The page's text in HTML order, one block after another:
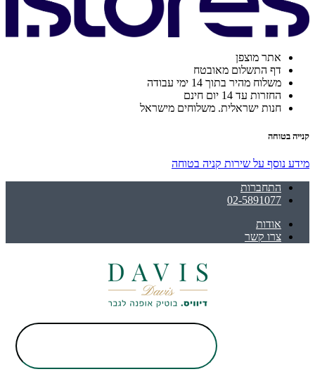
אתר מוצפן
דף התשלום מאובטח
משלוח מהיר בתוך 14 ימי עבודה
החזרות עד 14 יום חינם
חנות ישראלית. משלוחים מישראל
קנייה בטוחה
מידע נוסף על שירות קניה בטוחה
התחברות
02-5891077
אודות
צרו קשר